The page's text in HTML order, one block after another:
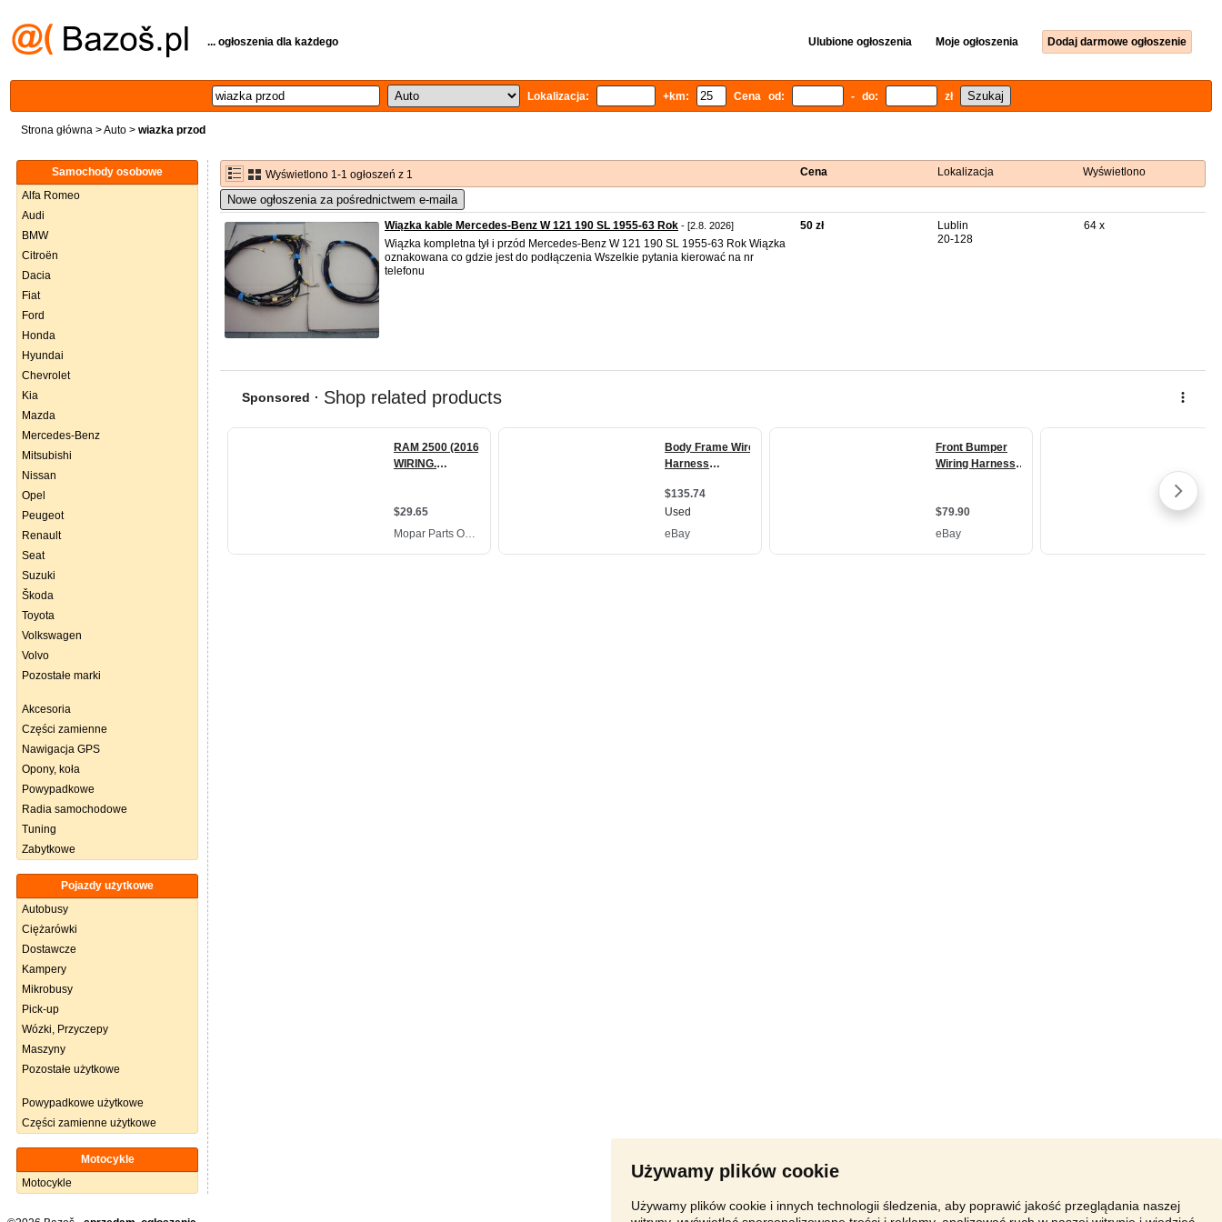
Używamy plików cookie
Używamy plików cookie i innych technologii śledzenia, aby poprawić jakość przeglądania naszej
... ogłoszenia dla każdego Ulubione ogłoszenia Moje ogłoszenia Dodaj darmowe ogłoszenie
Lokalizacja: +km: Cena od: - do: zł
Strona główna >Auto > wiazka przod
Samochody osobowe
Alfa Romeo
Audi
BMW
Citroën
Dacia
Fiat
Ford
Honda
Hyundai
Chevrolet
Kia
Mazda
Mercedes-Benz
Mitsubishi
Nissan
Opel
Peugeot
Renault
Seat
Suzuki
Škoda
Toyota
Volkswagen
Volvo
Pozostałe marki
Akcesoria
Części zamienne
Nawigacja GPS
Opony, koła
Powypadkowe
Radia samochodowe
Tuning
Zabytkowe
Pojazdy użytkowe
Autobusy
Ciężarówki
Dostawcze
Kampery
Mikrobusy
Pick-up
Wózki, Przyczepy
Maszyny
Pozostałe użytkowe
Powypadkowe użytkowe
Części zamienne użytkowe
Motocykle
Motocykle
Wyświetlono 1-1 ogłoszeń z 1 Cena Lokalizacja Wyświetlono
Nowe ogłoszenia za pośrednictwem e-maila
Wiązka kable Mercedes-Benz W 121 190 SL 1955-63 Rok - [2.8. 2026]
Wiązka kompletna tył i przód Mercedes-Benz W 121 190 SL 1955-63 Rok Wiązka
oznakowana co gdzie jest do podłączenia Wszelkie pytania kierować na nr
telefonu
50 zł
Lublin
20-128
64 x